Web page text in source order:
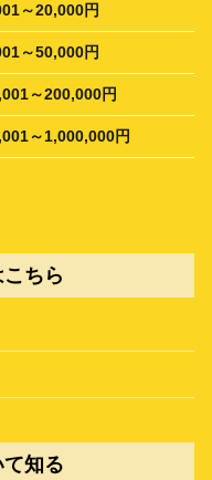
～20,000円
～50,000円
～200,000円
～1,000,000円
ちら
知る